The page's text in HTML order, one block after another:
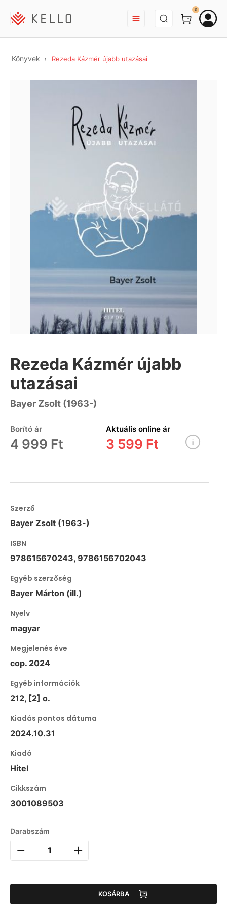
BEJELENTKEZÉS
0
Könyvek Rezeda Kázmér újabb utazásai
Rezeda Kázmér újabb
utazásai
Bayer Zsolt (1963-)
Borító ár
4 999 Ft
Aktuális online ár
3 599 Ft
Szerző
Bayer Zsolt (1963-)
ISBN
978615670243, 9786156702043
Egyéb szerzőség
Bayer Márton (ill.)
Nyelv
magyar
Megjelenés éve
cop. 2024
Egyéb információk
212, [2] o.
Kiadás pontos dátuma
2024.10.31
Kiadó
Hitel
Cikkszám
3001089503
Darabszám
KOSÁRBA